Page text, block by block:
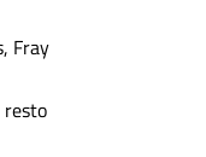
Fray
resto